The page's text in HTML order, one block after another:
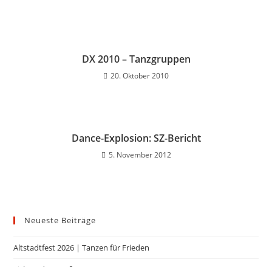
DX 2010 – Tanzgruppen
20. Oktober 2010
Dance-Explosion: SZ-Bericht
5. November 2012
Neueste Beiträge
Altstadtfest 2026 | Tanzen für Frieden